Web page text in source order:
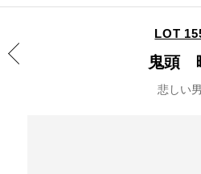
LOT
鬼頭
悲しい男